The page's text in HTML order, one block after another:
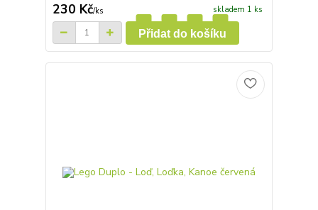
230 Kč/ks skladem 1 ks
Přidat do košíku